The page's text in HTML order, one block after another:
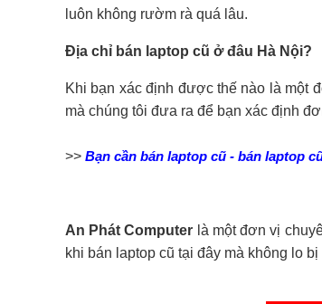
luôn không rườm rà quá lâu.
Địa chỉ bán laptop cũ ở đâu Hà Nội?
Khi bạn xác định được thế nào là một
mà chúng tôi đưa ra để bạn xác định
>> Bạn cần bán laptop cũ - bán laptop
An Phát Computer là một đơn vị
khi bán laptop cũ tại đây mà không lo bị